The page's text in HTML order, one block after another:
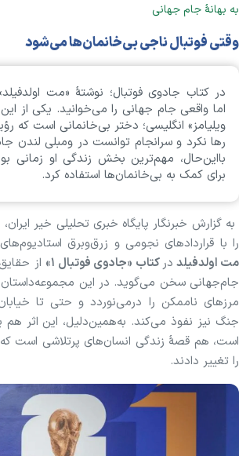
به بهانهٔ جام جهانی
وقتی فوتبال ناجی بی‌خانمان‌ها می‌شود
در کتاب جادوی فوتبال؛ نوشتهٔ «مت
اما واقعی جام جهانی را می‌خوانید. یکی از این
ویلیامز» انگلیسی؛ دختر بی‌خانمانی است که
رها نکرد و سرانجام توانست در ومبلی لندن جام
بااین‌حال، مهم‌ترین بخش زندگی‌ او زمانی
برای کمک به بی‌خانمان‌ها استفاده کرد.
به گزارش خبرنگار پایگاه خبری تحلیلی خیر
را با قرارداد‌های نجومی و زرق‌وبرق
مت اولدفیلد درکتاب «جادوی فوتبال ۱»
از
جام‌جهانی سخن می‌گوید. در این
مرز‌های ناممکن را درمی‌نوردد و حتی تا
جنگ نیز نفوذ می‌کند. به‌همین‌دلیل، این اثر
است، هم قصهٔ زندگی انسان‌های پرتلاشی است
را تغییر دادند.